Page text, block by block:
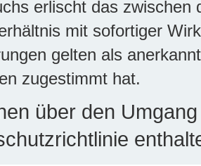
erlischt das zwischen
mit sofortiger
gelten als
zugestimmt hat.
über den